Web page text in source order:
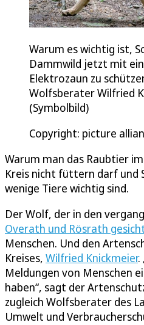
Warum es wichtig ist,
Dammwild jetzt mit
Elektrozaun zu
Wolfsberater Wilfried
(Symbolbild)
Copyright: picture
Warum man das Raubtier
Kreis nicht füttern darf und
wenige Tiere wichtig sind.
Der Wolf, der in den
Overath und Rösrath
Menschen. Und den
Kreises, Wilfried Knickmeier.
Meldungen von Menschen
haben“, sagt der
zugleich Wolfsberater des
Umwelt und